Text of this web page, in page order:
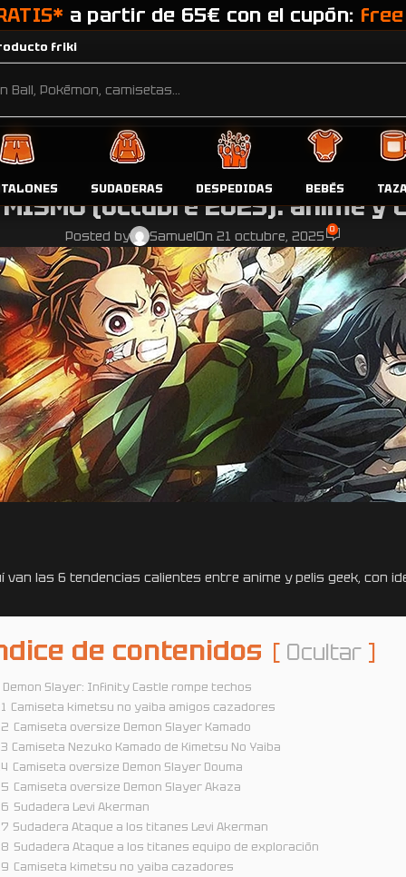
a partir de 65€ con el cupón: free
friki
SUDADERAS DESPEDIDAS BEBÉS
(octubre 2025): anime
Posted by SamuelOn 21 octubre, 2025 0
van las 6 tendencias calientes entre anime y pelis geek, con
de contenidos Ocultar
Demon Slayer: Infinity Castle rompe techos
Camiseta kimetsu no yaiba amigos cazadores
Camiseta oversize Demon Slayer Kamado
Camiseta Nezuko Kamado de Kimetsu No Yaiba
Camiseta oversize Demon Slayer Douma
Camiseta oversize Demon Slayer Akaza
Sudadera Levi Akerman
Sudadera Ataque a los titanes Levi Akerman
Sudadera Ataque a los titanes equipo de exploración
Camiseta kimetsu no yaiba cazadores